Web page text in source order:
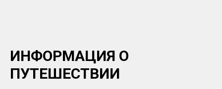
ИНФОРМАЦИЯ О
ПУТЕШЕСТВИИ